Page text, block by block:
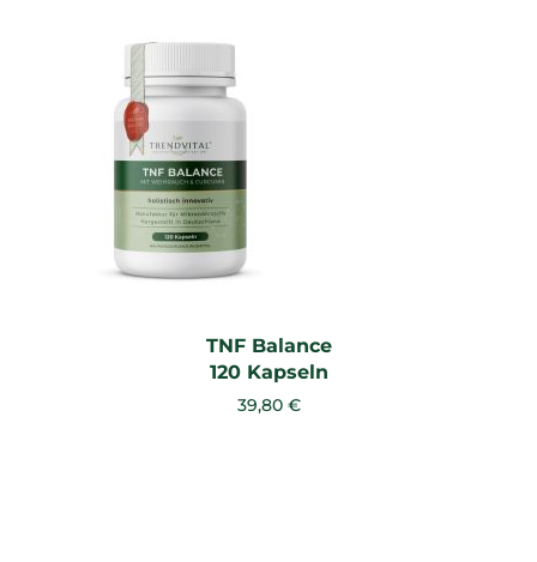
TNF Balance
120 Kapseln
39,80 €